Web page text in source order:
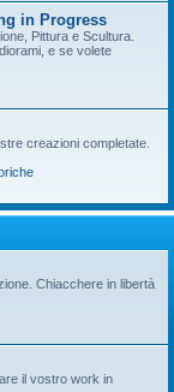
in Progress
Pittura e Scultura.
e se volete
creazioni completate.
Chiacchere in libertà
il vostro work in